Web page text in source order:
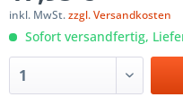
inkl. MwSt.zzgl. Versandkosten
Sofort versandfertig,